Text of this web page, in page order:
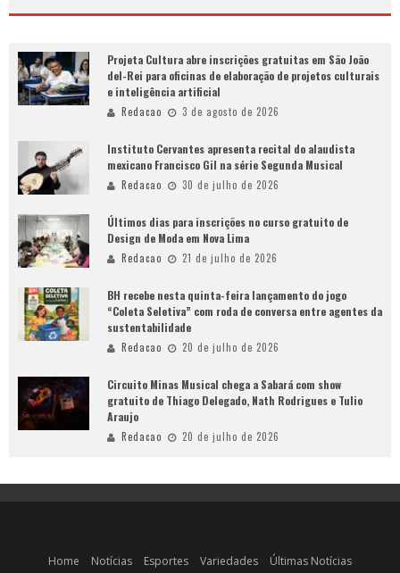
Projeta Cultura abre inscrições gratuitas em São João
del-Rei para oficinas de elaboração de projetos culturais
e inteligência artificial
Redacao 3 de agosto de 2026
Instituto Cervantes apresenta recital do alaudista
mexicano Francisco Gil na série Segunda Musical
Redacao 30 de julho de 2026
Últimos dias para inscrições no curso gratuito de
Design de Moda em Nova Lima
Redacao 21 de julho de 2026
BH recebe nesta quinta-feira lançamento do jogo
“Coleta Seletiva” com roda de conversa entre agentes da
sustentabilidade
Redacao 20 de julho de 2026
Circuito Minas Musical chega a Sabará com show
gratuito de Thiago Delegado, Nath Rodrigues e Tulio
Araujo
Redacao 20 de julho de 2026
Home Notícias Esportes Variedades Últimas Notícias